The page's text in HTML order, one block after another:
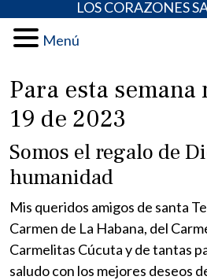
LOS CORAZONES
Menú
Para esta semana
19 de 2023
Somos el regalo de
humanidad
Mis queridos amigos de santa
Carmen de La Habana, del
Carmelitas Cúcuta y de tantas
saludo con los mejores deseos